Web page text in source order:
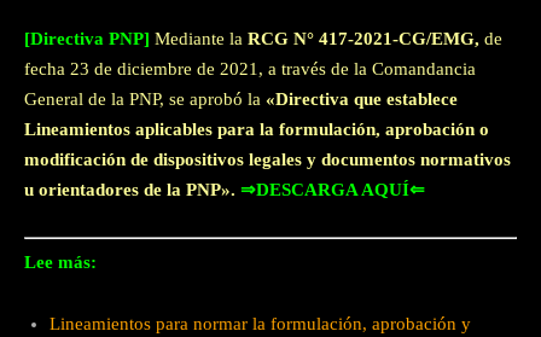
[Directiva PNP] Mediante la RCG N° 417-2021-CG/EMG, de
fecha 23 de diciembre de 2021, a través de la Comandancia
General de la PNP, se aprobó la «Directiva que establece
Lineamientos aplicables para la formulación, aprobación o
modificación de dispositivos legales y documentos normativos
u orientadores de la PNP». ⇒DESCARGA AQUÍ⇐
Lee más:
Lineamientos para normar la formulación, aprobación y